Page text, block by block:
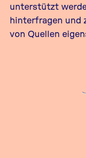
unterstützt
hinterfragen und
von Quellen